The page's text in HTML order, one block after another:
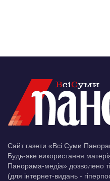
Сайт газети «Всі Суми
Будь-яке використання
Панорама-медіа» дозволено
(для інтернет-видань -